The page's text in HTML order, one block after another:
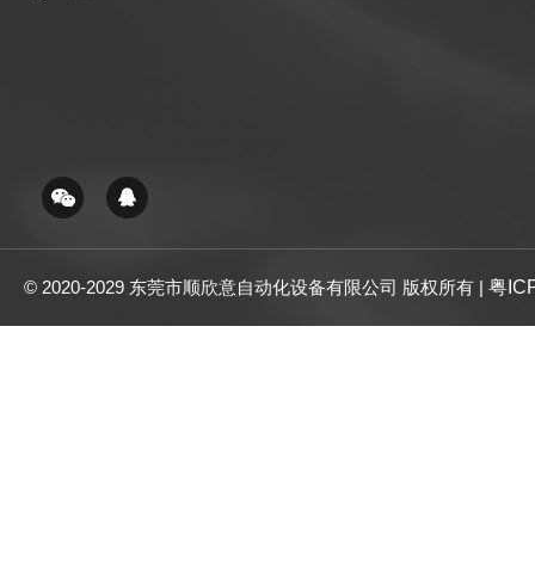
© 2020-2029 东莞市顺欣意自动化设备有限公司 版权所有 | 粤